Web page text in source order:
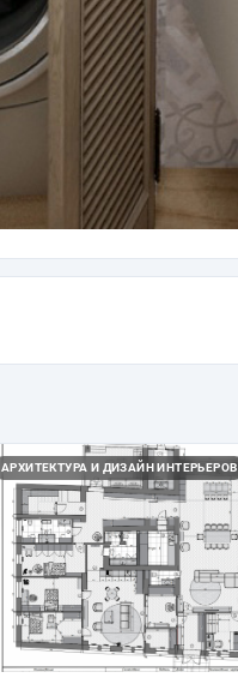
АРХИТЕКТУРА И ДИЗАЙН ИНТЕРЬЕРОВ